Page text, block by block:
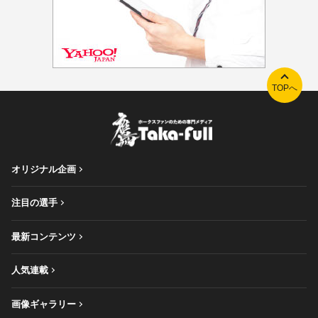
TOPへ
オリジナル企画
注目の選手
最新コンテンツ
人気連載
画像ギャラリー